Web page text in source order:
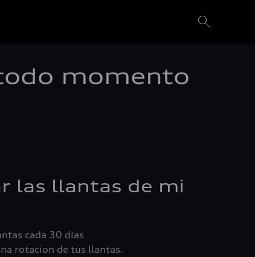
momento
las llantas de mi
cada 30 días
rotacion de tus llantas.